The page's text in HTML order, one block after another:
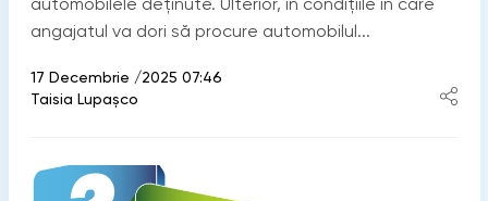
automobilele deținute. Ulterior, în condițiile în care
angajatul va dori să procure automobilul...
17 Decembrie /2025 07:46
Taisia Lupaşco